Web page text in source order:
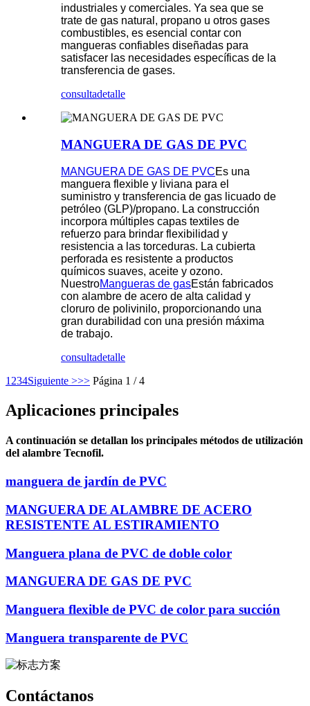
industriales y comerciales. Ya sea que se
trate de gas natural, propano u otros gases
combustibles, es esencial contar con
mangueras confiables diseñadas para
satisfacer las necesidades específicas de la
transferencia de gases.
consultadetalle
MANGUERA DE GAS DE PVC
MANGUERA DE GAS DE PVCEs una
manguera flexible y liviana para el
suministro y transferencia de gas licuado de
petróleo (GLP)/propano. La construcción
incorpora múltiples capas textiles de
refuerzo para brindar flexibilidad y
resistencia a las torceduras. La cubierta
perforada es resistente a productos
químicos suaves, aceite y ozono.
NuestroMangueras de gasEstán fabricados
con alambre de acero de alta calidad y
cloruro de polivinilo, proporcionando una
gran durabilidad con una presión máxima
de trabajo.
consultadetalle
1 234Siguiente >>> Página 1 / 4
Aplicaciones principales
A continuación se detallan los principales métodos de utilización
del alambre Tecnofil.
manguera de jardín de PVC
MANGUERA DE ALAMBRE DE ACERO
RESISTENTE AL ESTIRAMIENTO
Manguera plana de PVC de doble color
MANGUERA DE GAS DE PVC
Manguera flexible de PVC de color para succión
Manguera transparente de PVC
Contáctanos